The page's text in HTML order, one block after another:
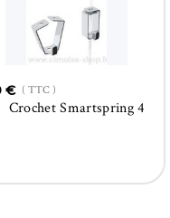
€ ( TTC )
Crochet Smartspring 4